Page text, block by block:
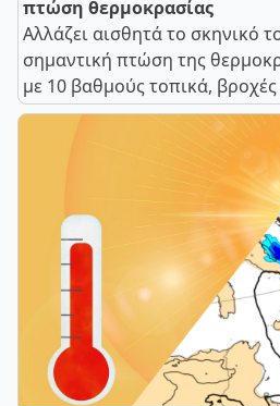
πτώση θερμοκρασίας
Αλλάζει αισθητά το σκηνικό
σημαντική πτώση της
με 10 βαθμούς τοπικά, βροχές